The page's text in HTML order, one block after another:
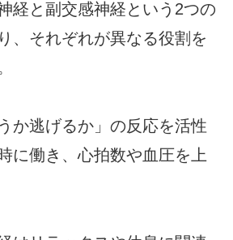
経と副交感神経という2つの
、それぞれが異なる役割を
か逃げるか」の反応を活性
に働き、心拍数や血圧を上